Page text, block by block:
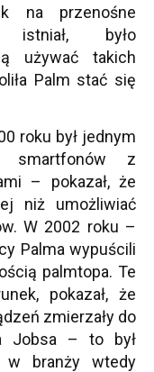
na przenośne
istniał, było
używać takich
Palm stać się
roku był jednym
smartfonów z
– pokazał, że
niż umożliwiać
W 2002 roku –
Palma wypuścili
palmtopa. Te
pokazał, że
zmierzały do
Jobsa – to był
w branży wtedy